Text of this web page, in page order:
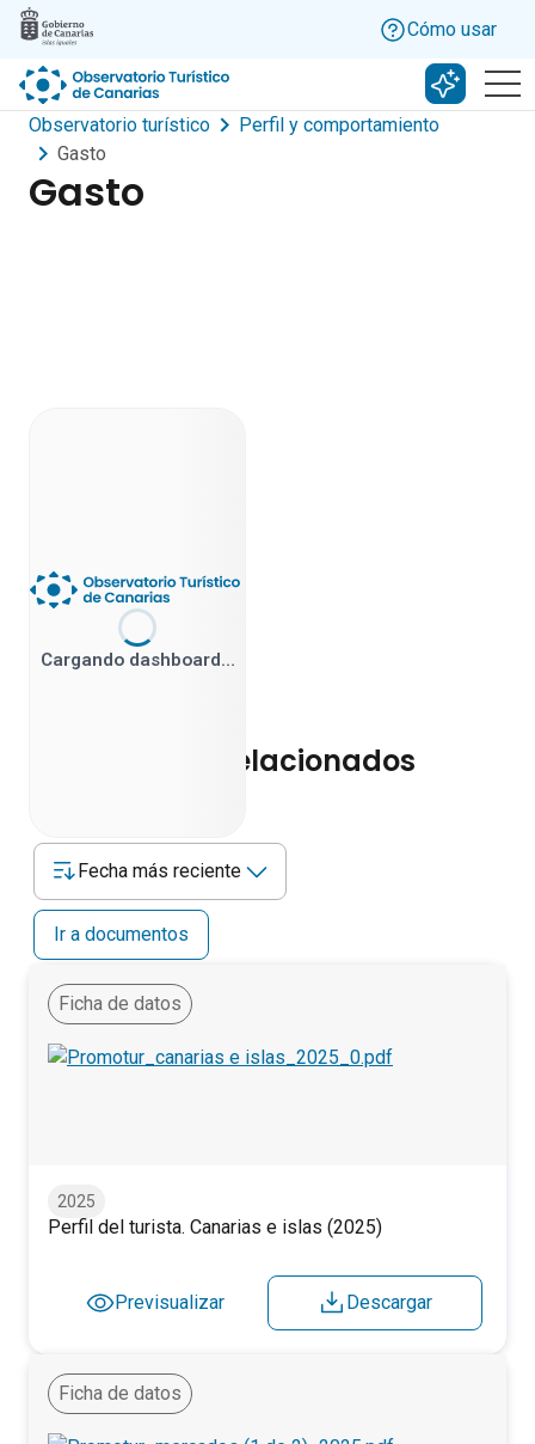
Skip to main content
Cómo usar
Buscar
Observatorio turístico
Perfil y comportamiento
Gasto
Gasto
Cargando dashboard…
Documentos relacionados
Ir a documentos
Fecha más reciente
Ficha de datos
2025
Perfil del turista. Canarias e islas (2025)
Previsualizar Descargar
Ficha de datos